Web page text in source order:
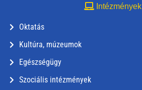
Intézmények
Oktatás
Kultúra, múzeumok
Egészségügy
Szociális intézmények